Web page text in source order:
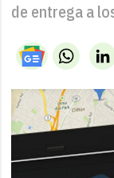
de entrega a